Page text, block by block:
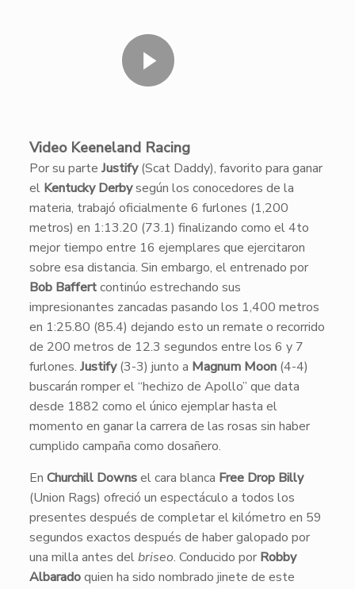
Video Keeneland Racing
Por su parte Justify(Scat Daddy), favorito para ganar
el Kentucky Derbysegún los conocedores de la
materia, trabajó oficialmente 6 furlones (1,200
metros) en 1:13.20 (73.1) finalizando como el 4to
mejor tiempo entre 16 ejemplares que ejercitaron
sobre esa distancia. Sin embargo, el entrenado por
Bob Baffertcontinúo estrechando sus
impresionantes zancadas pasando los 1,400 metros
en 1:25.80 (85.4) dejando esto un remate o recorrido
de 200 metros de 12.3 segundos entre los 6 y 7
furlones. Justify(3-3) junto a Magnum Moon(4-4)
buscarán romper el “hechizo de Apollo” que data
desde 1882 como el único ejemplar hasta el
momento en ganar la carrera de las rosas sin haber
cumplido campaña como dosañero.
En Churchill Downsel cara blanca Free Drop Billy
(Union Rags) ofreció un espectáculo a todos los
presentes después de completar el kilómetro en 59
segundos exactos después de haber galopado por
una milla antes delbriseo. Conducido por Robby
Albaradoquien ha sido nombrado jinete de este